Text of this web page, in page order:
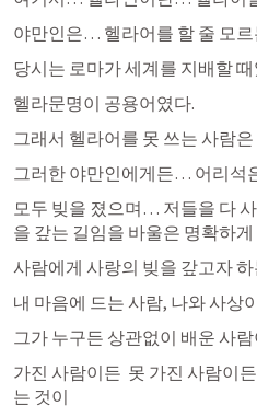
야만인은… 헬라어를 할 줄 모르
당시는 로마가 세계를 지배할
헬라문명이 공용어였다.
그래서 헬라어를 못 쓰는 사람
그러한 야만인에게든… 어리석
모두 빚을 졌으며… 저들을 다
을 갚는 길임을 바울은 명확하
사람에게 사랑의 빚을 갚고자 하
내 마음에 드는 사람, 나와 사상
그가 누구든 상관없이 배운 사
가진 사람이든  못 가진 사람이
는 것이